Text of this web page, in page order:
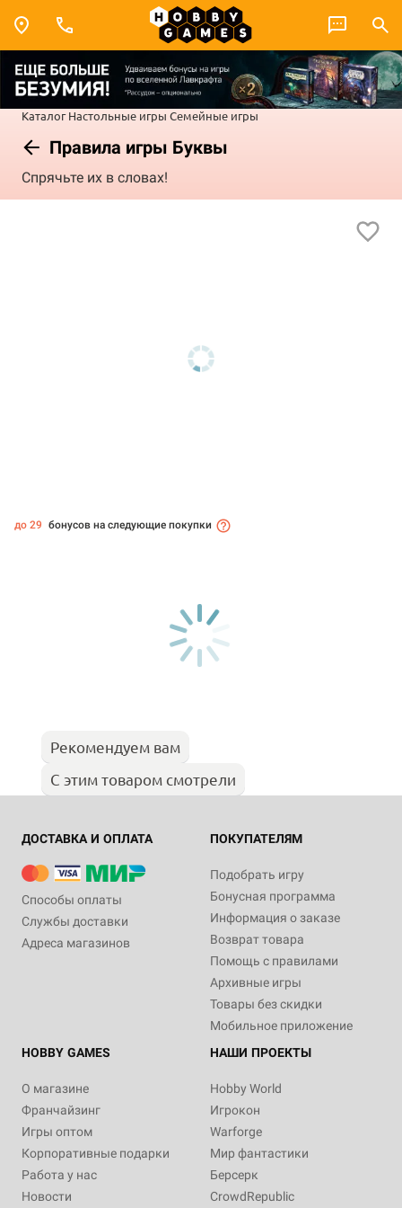
Каталог Настольные игры Семейные игры
Правила игры Буквы
Спрячьте их в словах!
до 29 бонусов на следующие покупки
Рекомендуем вам
С этим товаром смотрели
ДОСТАВКА И ОПЛАТА
Способы оплаты
Службы доставки
Адреса магазинов
ПОКУПАТЕЛЯМ
Подобрать игру
Бонусная программа
Информация о заказе
Возврат товара
Помощь с правилами
Архивные игры
Товары без скидки
Мобильное приложение
HOBBY GAMES
О магазине
Франчайзинг
Игры оптом
Корпоративные подарки
Работа у нас
Новости
НАШИ ПРОЕКТЫ
Hobby World
Игрокон
Warforge
Мир фантастики
Берсерк
CrowdRepublic